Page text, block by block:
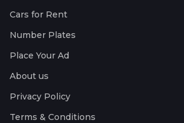
Cars for Rent
Number Plates
Place Your Ad
About us
Privacy Policy
Terms & Conditions